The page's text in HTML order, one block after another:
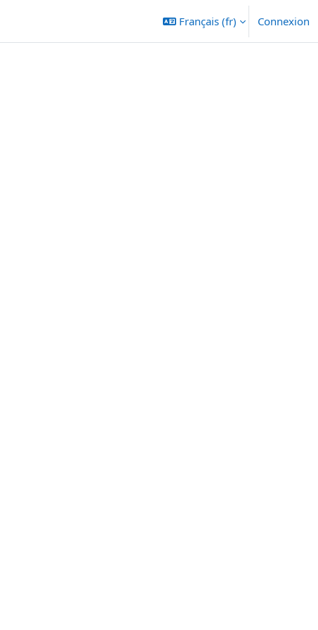
Français ‎(fr)‎ Connexion